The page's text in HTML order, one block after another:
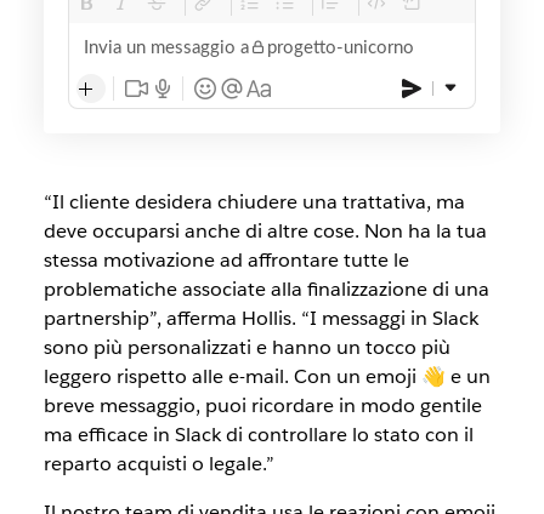
Invia un messaggio a progetto-unicorno
“Il cliente desidera chiudere una trattativa, ma
deve occuparsi anche di altre cose. Non ha la tua
stessa motivazione ad affrontare tutte le
problematiche associate alla finalizzazione di una
partnership”, afferma Hollis. “I messaggi in Slack
sono più personalizzati e hanno un tocco più
leggero rispetto alle e-mail. Con un emoji 👋 e un
breve messaggio, puoi ricordare in modo gentile
ma efficace in Slack di controllare lo stato con il
reparto acquisti o legale.”